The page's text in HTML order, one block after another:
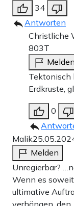
34
Antworten
Christliche
803T
Melden
Tektonisch
Erdkruste,
0
Malik
Melden
Unregierbar?
Wenn es
ultimative